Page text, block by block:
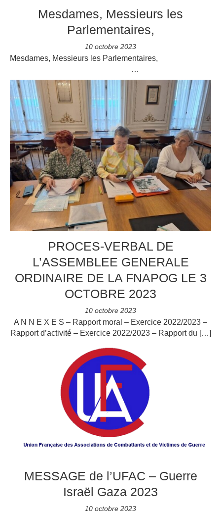
Mesdames, Messieurs les
Parlementaires,
10 octobre 2023
Mesdames, Messieurs les Parlementaires,
…
PROCES-VERBAL DE
L’ASSEMBLEE GENERALE
ORDINAIRE DE LA FNAPOG LE 3
OCTOBRE 2023
10 octobre 2023
A N N E X E S – Rapport moral – Exercice 2022/2023 –
Rapport d’activité – Exercice 2022/2023 – Rapport du […]
MESSAGE de l’UFAC – Guerre
Israël Gaza 2023
10 octobre 2023